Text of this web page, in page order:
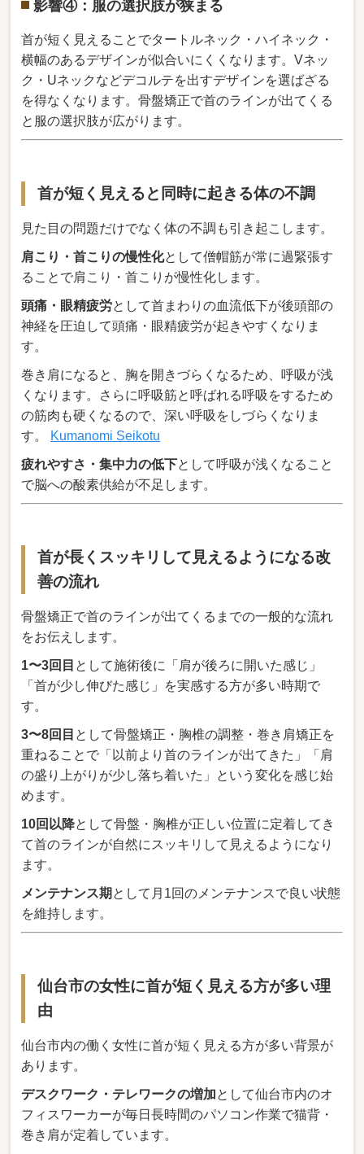
影響④：服の選択肢が狭まる
首が短く見えることでタートルネック・ハイネック・
横幅のあるデザインが似合いにくくなります。Vネッ
ク・Uネックなどデコルテを出すデザインを選ばざる
を得なくなります。骨盤矯正で首のラインが出てくる
と服の選択肢が広がります。
首が短く見えると同時に起きる体の不調
見た目の問題だけでなく体の不調も引き起こします。
肩こり・首こりの慢性化として僧帽筋が常に過緊張す
ることで肩こり・首こりが慢性化します。
頭痛・眼精疲労として首まわりの血流低下が後頭部の
神経を圧迫して頭痛・眼精疲労が起きやすくなりま
す。
巻き肩になると、胸を開きづらくなるため、呼吸が浅
くなります。さらに呼吸筋と呼ばれる呼吸をするため
の筋肉も硬くなるので、深い呼吸をしづらくなりま
す。
Kumanomi Seikotu
疲れやすさ・集中力の低下として呼吸が浅くなること
で脳への酸素供給が不足します。
首が長くスッキリして見えるようになる改
善の流れ
骨盤矯正で首のラインが出てくるまでの一般的な流れ
をお伝えします。
1〜3回目 として施術後に「肩が後ろに開いた感じ」
「首が少し伸びた感じ」を実感する方が多い時期で
す。
3〜8回目 として骨盤矯正・胸椎の調整・巻き肩矯正を
重ねることで「以前より首のラインが出てきた」「肩
の盛り上がりが少し落ち着いた」という変化を感じ始
めます。
10回以降として骨盤・胸椎が正しい位置に定着してき
て首のラインが自然にスッキリして見えるようになり
ます。
メンテナンス期 として月1回のメンテナンスで良い状態
を維持します。
仙台市の女性に首が短く見える方が多い理
由
仙台市内の働く女性に首が短く見える方が多い背景が
あります。
デスクワーク・テレワークの増加として仙台市内のオ
フィスワーカーが毎日長時間のパソコン作業で猫背・
巻き肩が定着しています。